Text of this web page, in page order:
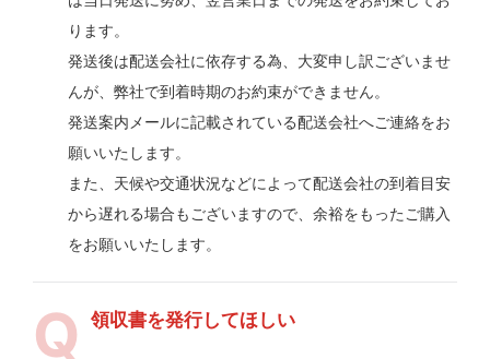
ります。
発送後は配送会社に依存する為、大変申し訳ございませ
んが、弊社で到着時期のお約束ができません。
発送案内メールに記載されている配送会社へご連絡をお
願いいたします。
また、天候や交通状況などによって配送会社の到着目安
から遅れる場合もございますので、余裕をもったご購入
をお願いいたします。
領収書を発行してほしい